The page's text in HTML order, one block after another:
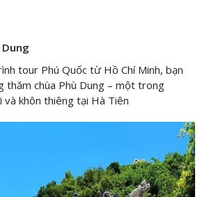
Dung
tour Phú Quốc từ Hồ Chí Minh, bạn
thăm chùa Phù Dung – một trong
khôn thiêng tại Hà Tiên